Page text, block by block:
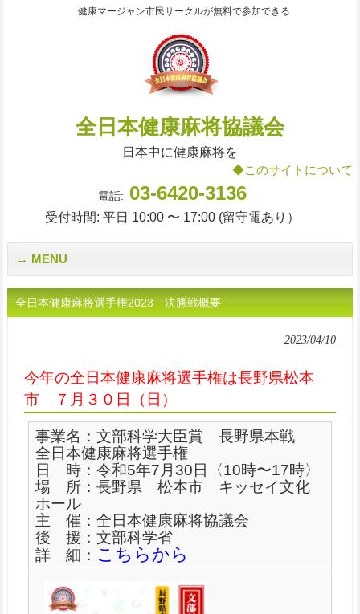
健康マージャン市民サークルが無料で参加できる
全日本健康麻将協議会
日本中に健康麻将を
◆このサイトについて
電話: 03-6420-3136
受付時間: 平日 10:00 〜 17:00 (留守電あり）
MENU
全日本健康麻将選手権2023 決勝戦概要
2023/04/10
今年の全日本健康麻将選手権は長野県松本
市 ７月３０日（日）
事業名：文部科学大臣賞 長野県本戦
全日本健康麻将選手権
日 時：令和5年7月30日〈10時〜17時〉
場 所：長野県 松本市 キッセイ文化
ホール
主 催：全日本健康麻将協議会
後 援：文部科学省
詳 細： こちらから